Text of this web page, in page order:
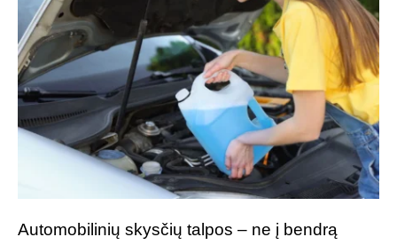
Automobilinių skysčių talpos – ne į bendrą